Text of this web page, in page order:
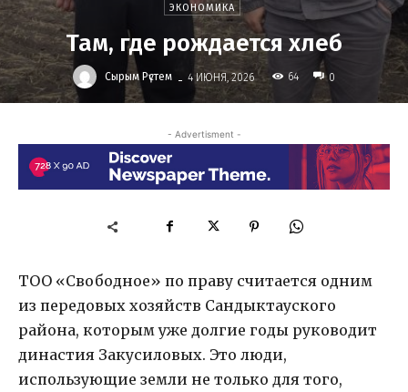
ЭКОНОМИКА
Там, где рождается хлеб
Сырым Рүстем - 4 ИЮНЯ, 2026 64 0
- Advertisment -
ТОО «Свободное» по праву считается одним
из передовых хозяйств Сандыктауского
района, которым уже долгие годы руководит
династия Закусиловых. Это люди,
использующие земли не только для того,